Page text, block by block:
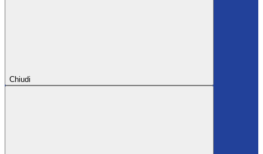
Chiudi